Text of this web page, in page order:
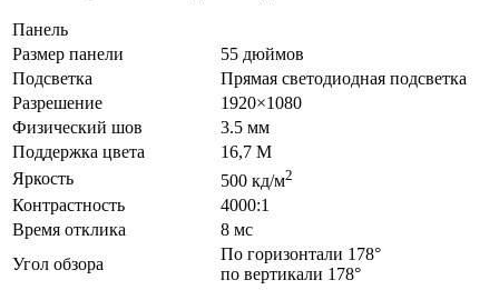
Панель
Размер панели
55 дюймов
Подсветка
Прямая светодиодная подсветка
Разрешение
1920×1080
Физический шов
3.5 мм
Поддержка цвета
16,7 М
Яркость
500 кд/м2
Контрастность
4000:1
Время отклика
8 мс
Угол обзора
По горизонтали 178°
по вертикали 178°